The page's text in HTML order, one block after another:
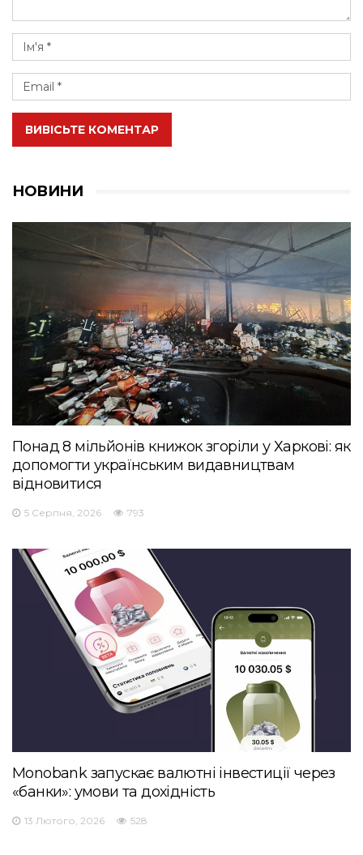
ВИВІСЬТЕ КОМЕНТАР
НОВИНИ
Понад 8 мільйонів книжок згоріли у Харкові: як
допомогти українським видавництвам
відновитися
5 Серпня, 2026 793
Monobank запускає валютні інвестиції через
«банки»: умови та дохідність
13 Лютого, 2026 528